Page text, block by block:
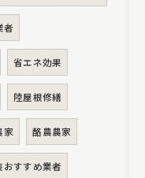
者
省エネ効果
陸屋根修繕
家 酪農農家
おすすめ業者